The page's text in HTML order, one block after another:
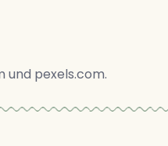
und pexels.com.